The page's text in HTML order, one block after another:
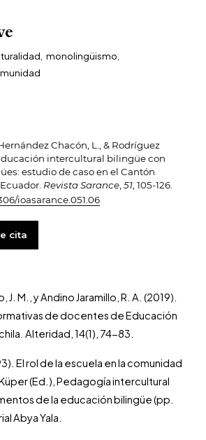
monolingüismo
Chacón, L., & Rodríguez
intercultural bilingüe con
estudio de caso en el Cantón
Revista Sarance 51 , 105-126.
ioasarance.051.06
cita
J. M., y Andino Jaramillo, R. A. (2019).
de docentes de Educación
Alteridad, 14(1), 74-83.
El rol de la escuela en la comunidad
(Ed.), Pedagogía intercultural
de la educación bilingüe (pp.
Abya Yala.